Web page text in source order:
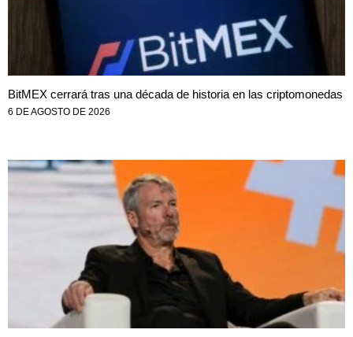
BitMEX cerrará tras una década de historia en las criptomonedas
6 DE AGOSTO DE 2026